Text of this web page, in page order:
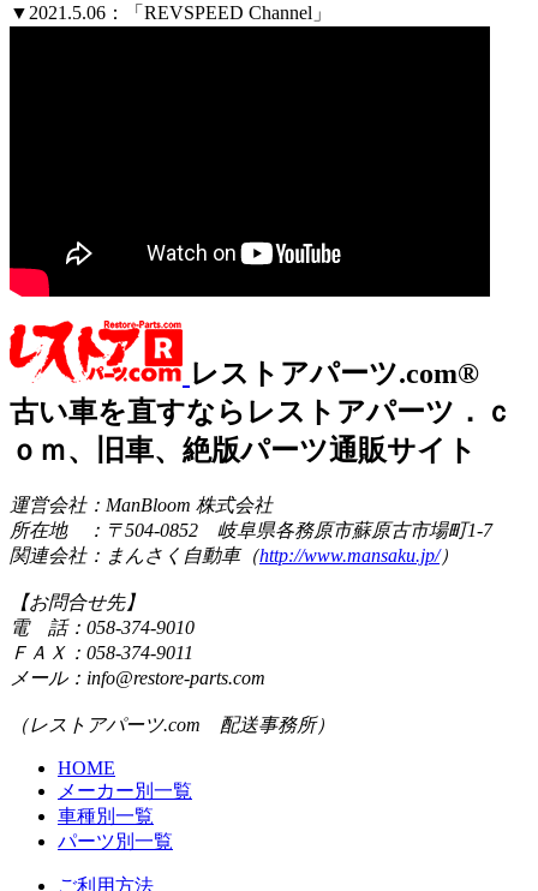
▼2021.5.06：「REVSPEED Channel」
レストアパーツ.com®
古い車を直すならレストアパーツ．ｃ
ｏｍ、旧車、絶版パーツ通販サイト
運営会社：ManBloom 株式会社
所在地 ：〒504-0852 岐阜県各務原市蘇原古市場町1-7
関連会社：まんさく自動車（http://www.mansaku.jp/）
【お問合せ先】
電 話：058-374-9010
ＦＡＸ：058-374-9011
メール：info@restore-parts.com
（レストアパーツ.com 配送事務所）
HOME
メーカー別一覧
車種別一覧
パーツ別一覧
ご利用方法